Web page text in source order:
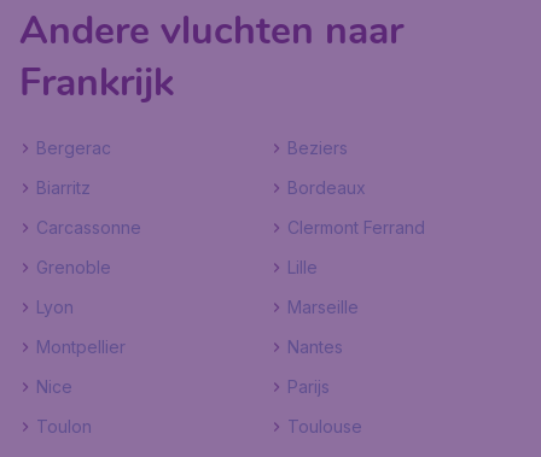
Andere vluchten naar
Frankrijk
Bergerac
Beziers
Biarritz
Bordeaux
Carcassonne
Clermont Ferrand
Grenoble
Lille
Lyon
Marseille
Montpellier
Nantes
Nice
Parijs
Toulon
Toulouse